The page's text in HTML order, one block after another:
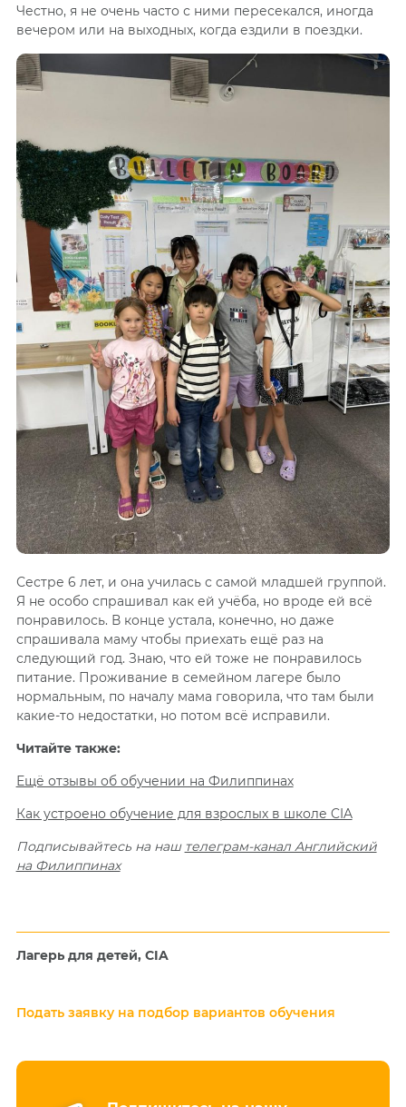
Честно, я не очень часто с ними пересекался, иногда
вечером или на выходных, когда ездили в поездки.
Сестре 6 лет, и она училась с самой младшей группой.
Я не особо спрашивал как ей учёба, но вроде ей всё
понравилось. В конце устала, конечно, но даже
спрашивала маму чтобы приехать ещё раз на
следующий год. Знаю, что ей тоже не понравилось
питание. Проживание в семейном лагере было
нормальным, по началу мама говорила, что там были
какие-то недостатки, но потом всё исправили.
Читайте также:
Ещё отзывы об обучении на Филиппинах
Как устроено обучение для взрослых в школе CIA
Подписывайтесь на наш телеграм-канал Английский
на Филиппинах
Лагерь для детей, CIA
Подать заявку на подбор вариантов обучения